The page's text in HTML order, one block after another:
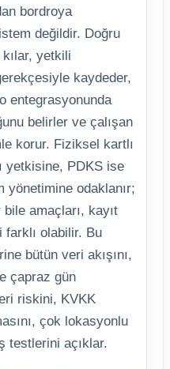
bordroya
değildir. Doğru
yetkili
kaydeder,
entegrasyonunda
belirler ve çalışan
korur. Fiziksel kartlı
yetkisine, PDKS ise
yönetimine odaklanır;
amaçları, kayıt
farklı olabilir. Bu
bütün veri akışını,
çapraz gün
riskini, KVKK
çok lokasyonlu
testlerini açıklar.